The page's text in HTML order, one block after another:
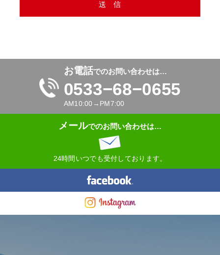
お電話でのお問い合わせは…
0533−68−0655
AM10:00→PM7:00
メールでのお問い合わせは…
24時間いつでも受付しております。